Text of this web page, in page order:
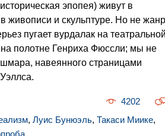
эпопея) живут в
живописи и скульптуре. Но не жанр
пугает вурдалак на театральной
полотне Генриха Фюссли; мы не
навеянного страницами
4202
, Луис Бунюэль, Такаси Миике,